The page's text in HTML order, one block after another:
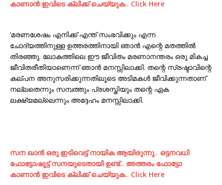
കാണാന്‍ ഇവിടെ ക്ലിക്ക് ചെയ്യുക.. Click Here
‘മരണശേഷം എനിക്ക് എന്ത് സംഭവിക്കും എന്ന
ചോദ്യത്തിനുള്ള ഉത്തരത്തിനായി ഞാൻ എന്റെ മതത്തിൽ
തിരഞ്ഞു. ലോകത്തിലെ ഈ ജീവിതം മരണാനന്തരം ഒരു മികച്ച
ജീവിതരീതിയാണെന്ന് ഞാൻ മനസ്സിലാക്കി. തന്റെ സ്രഷ്ടാവിന്റെ
കല്പന അനുസരിക്കുന്നതിലൂടെ അടിമകൾ ജീവിക്കുന്നതാണ്
നല്ലതെന്നും സമ്പത്തും പ്രശസ്തിയും തന്റെ ഏക
ലക്ഷ്യമല്ലെന്നും അദ്ദേഹം മനസ്സിലാക്കി.
സന ഖാന്‍ ഒരു ഇടിവെട്ട് നായിക ആയിരുന്നു.. ഒട്ടനവധി
ഫോട്ടോഷൂട്ട്‌ സനയുടെതായി ഉണ്ട്.. അത്തരം ഫോട്ടോ
കാണാന്‍ ഇവിടെ ക്ലിക്ക് ചെയ്യുക.. Click Here